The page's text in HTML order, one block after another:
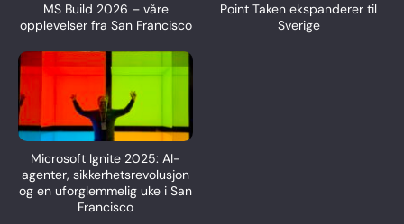
MS Build 2026 – våre
opplevelser fra San Francisco
Point Taken ekspanderer til
Sverige
Microsoft Ignite 2025: AI-
agenter, sikkerhetsrevolusjon
og en uforglemmelig uke i San
Francisco